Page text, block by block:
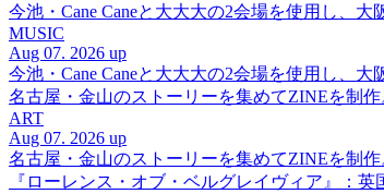
今池・Cane Caneと大大大の2会場を使用し、
MUSIC
Aug 07. 2026 up
今池・Cane Caneと大大大の2会場を使用し、
名古屋・金山のストーリーを集めてZINEを制
ART
Aug 07. 2026 up
名古屋・金山のストーリーを集めてZINEを制
『ローレンス・オブ・ベルグレイヴィア』：